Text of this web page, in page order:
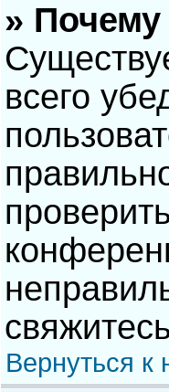
» Почему
всего
Вернуться к